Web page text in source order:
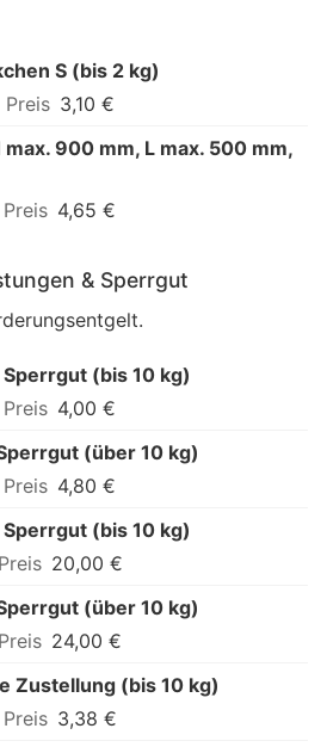
S (bis 2 kg)
3,10 €
900 mm, L max. 500 mm,
4,65 €
& Sperrgut
(bis 10 kg)
4,00 €
(über 10 kg)
4,80 €
(bis 10 kg)
20,00 €
(über 10 kg)
24,00 €
Zustellung (bis 10 kg)
3,38 €